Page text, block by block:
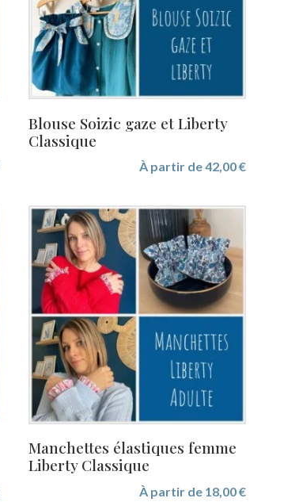
Blouse Soizic gaze et Liberty
Classique
À partir de42,00€
Manchettes élastiques femme
Liberty Classique
À partir de 18,00€